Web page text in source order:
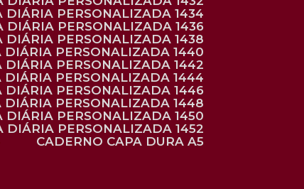
DIÁRIA PERSONALIZADA 1434
DIÁRIA PERSONALIZADA 1436
DIÁRIA PERSONALIZADA 1438
DIÁRIA PERSONALIZADA 1440
DIÁRIA PERSONALIZADA 1442
DIÁRIA PERSONALIZADA 1444
DIÁRIA PERSONALIZADA 1446
DIÁRIA PERSONALIZADA 1448
DIÁRIA PERSONALIZADA 1450
DIÁRIA PERSONALIZADA 1452
CADERNO CAPA DURA A5